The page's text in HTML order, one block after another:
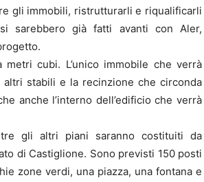
gli immobili, ristrutturarli e riqualificarli
sarebbero già fatti avanti con Aler,
metri cubi. L’unico immobile che verrà
stabili e la recinzione che circonda
anche l’interno dell’edificio che verrà
gli altri piani saranno costituiti da
di Castiglione. Sono previsti 150 posti
zone verdi, una piazza, una fontana e